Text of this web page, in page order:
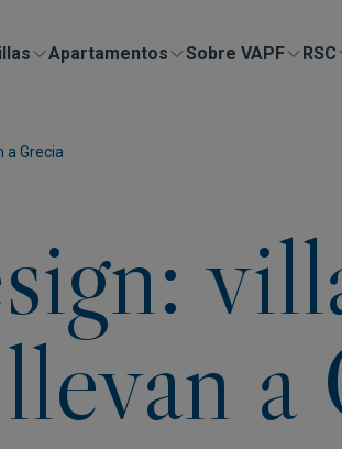
Apartamentos Sobre VAPF RSC
a Grecia
llevan a